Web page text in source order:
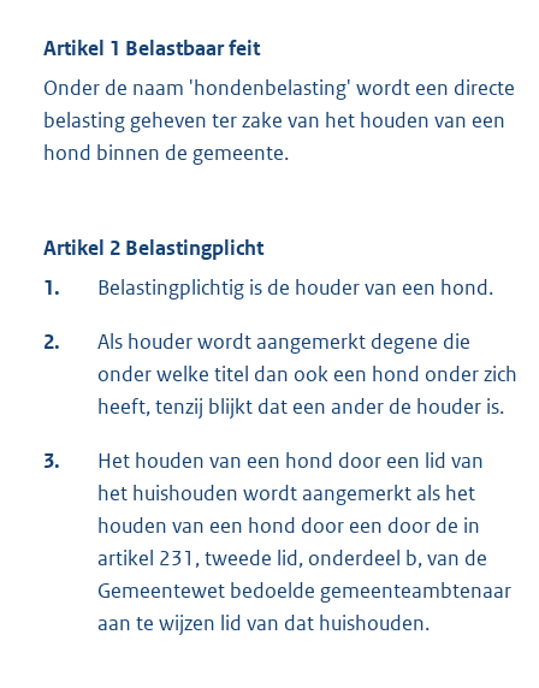
Artikel 1 Belastbaar feit
Onder de naam 'hondenbelasting' wordt een directe
belasting geheven ter zake van het houden van een
hond binnen de gemeente.
Artikel 2 Belastingplicht
1.
Belastingplichtig is de houder van een hond.
2.
Als houder wordt aangemerkt degene die
onder welke titel dan ook een hond onder zich
heeft, tenzij blijkt dat een ander de houder is.
3.
Het houden van een hond door een lid van
het huishouden wordt aangemerkt als het
houden van een hond door een door de in
artikel 231, tweede lid, onderdeel b, van de
Gemeentewet bedoelde gemeenteambtenaar
aan te wijzen lid van dat huishouden.